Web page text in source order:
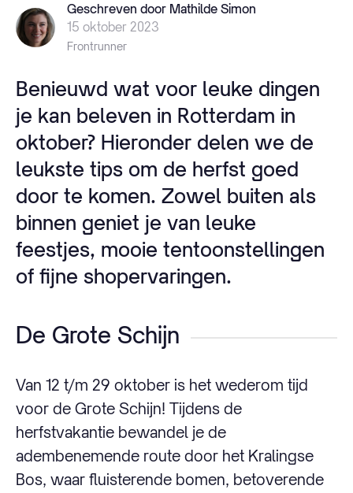
Geschreven door Mathilde Simon
15 oktober 2023
Frontrunner
Benieuwd wat voor leuke dingen
je kan beleven in Rotterdam in
oktober? Hieronder delen we de
leukste tips om de herfst goed
door te komen. Zowel buiten als
binnen geniet je van leuke
feestjes, mooie tentoonstellingen
of fijne shopervaringen.
De Grote Schijn
Van 12 t/m 29 oktober is het wederom tijd
voor de Grote Schijn! Tijdens de
herfstvakantie bewandel je de
adembenemende route door het Kralingse
Bos, waar fluisterende bomen, betoverende